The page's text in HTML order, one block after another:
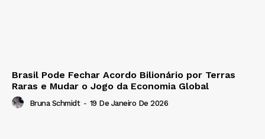
Brasil Pode Fechar Acordo Bilionário por Terras
Raras e Mudar o Jogo da Economia Global
Bruna Schmidt - 19 De Janeiro De 2026